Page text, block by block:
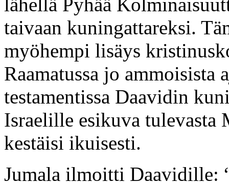
taivaan kuningattareksi.
myöhempi lisäys
Raamatussa jo ammoisista
testamentissa Daavidin
Israelille esikuva tulevasta
kestäisi ikuisesti.
Jumala ilmoitti Daavidille: